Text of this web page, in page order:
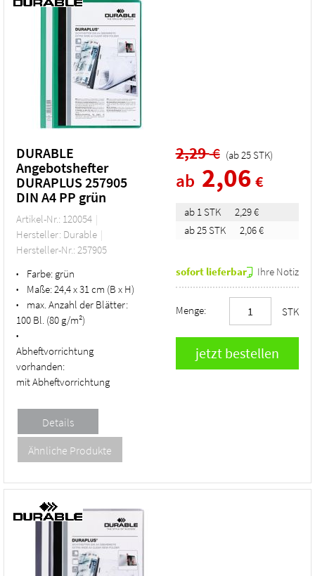
DURABLE
Angebotshefter
DURAPLUS 257905
DIN A4 PP grün
Artikel-Nr.: 120054
Hersteller: Durable
Hersteller-Nr.: 257905
• Farbe: grün
• Maße:24,4 x 31 cm (B x H)
•
max. Anzahl der Blätter:
100 Bl. (80 g/m²)
•
Abheftvorrichtung
vorhanden:
mit Abheftvorrichtung
2,29€ (ab25 STK)
ab 2,06 €
ab 1 STK
2,29 €
ab 25 STK
2,06 €
sofort lieferbar Ihre Notiz
Menge: STK